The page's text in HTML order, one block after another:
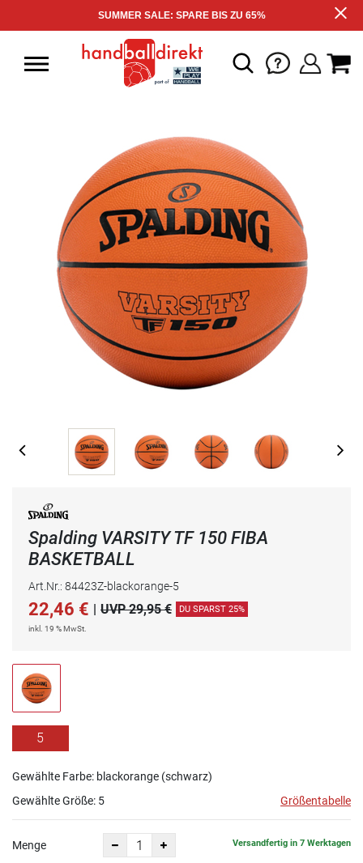
SUMMER SALE: SPARE BIS ZU 65%
Spalding VARSITY TF 150 FIBA
BASKETBALL
Art.Nr.: 84423Z-blackorange-5
22,46 € | UVP 29,95 € DU SPARST 25%
inkl. 19 % MwSt.
5
Gewählte Farbe: blackorange (schwarz)
Gewählte Größe: 5 Größentabelle
Menge Versandfertig in 7 Werktagen